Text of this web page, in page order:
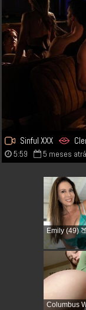
Sinful XXX
5:59 5 meses
Emily (49)
Columbus